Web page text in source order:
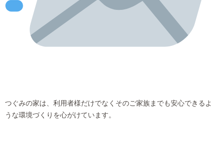
つぐみの家は、利用者様だけでなくそのご家族までも安心できるよ
うな環境づくりを心がけています。